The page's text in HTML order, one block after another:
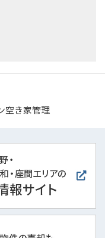
空き家管理